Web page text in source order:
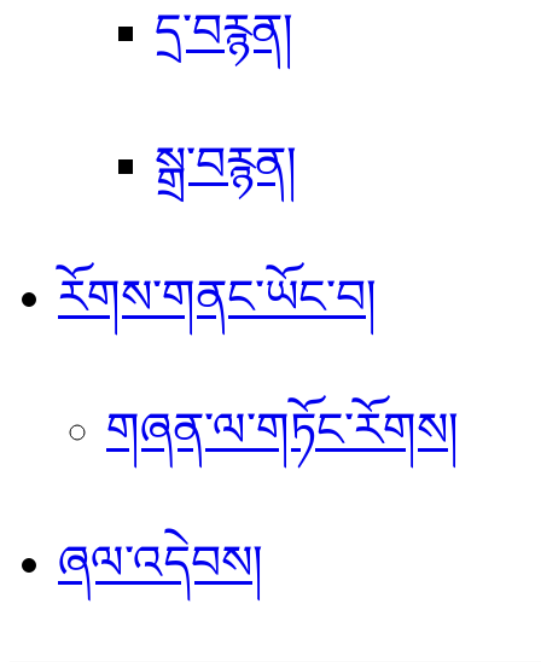
དྲ་བརྙན།
སྒྲ་བརྙན།
རོགས་གནང་ཡོང་བ།
གཞན་ལ་གཏོང་རོགས།
ཞལ་འདེབས།